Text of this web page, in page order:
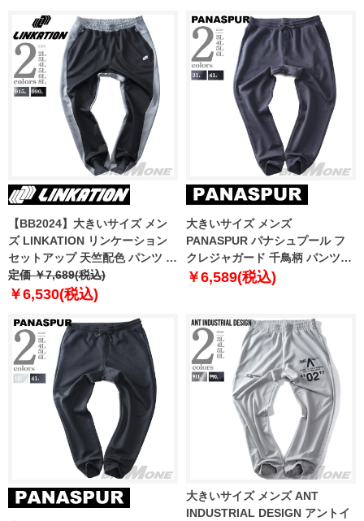
【BB2024】大きいサイズ メン
ズ LINKATION リンケーション
セットアップ 天竺配色 パンツ ア
スレジャー スポーツウェア
lkswp-240402
定価 ￥7,689(税込)
￥6,530(税込)
大きいサイズ メンズ
PANASPUR パナシュプール フ
クレジャガード 千鳥柄 パンツ
4731-376z
￥6,589(税込)
大きいサイズ メンズ ANT
INDUSTRIAL DESIGN アントイ